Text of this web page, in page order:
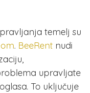
temelj su
. BeeRent nudi
upravljate
To uključuje